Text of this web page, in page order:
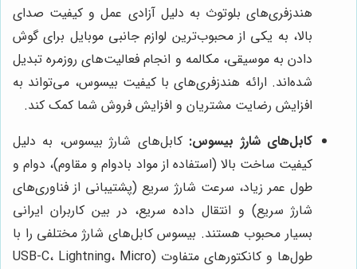
هندزفری‌های بلوتوث به دلیل آزادی عمل و کیفیت صدای
بالا، به یکی از محبوب‌ترین لوازم جانبی موبایل برای گوش
دادن به موسیقی، مکالمه و انجام فعالیت‌های روزمره تبدیل
شده‌اند. ارائه هندزفری‌های با کیفیت بیسوس، می‌تواند به
افزایش رضایت مشتریان و افزایش فروش شما کمک کند.
کابل‌های شارژ بیسوس: کابل‌های شارژ بیسوس، به دلیل
کیفیت ساخت بالا (استفاده از مواد بادوام و مقاوم)، دوام و
طول عمر زیاد، سرعت شارژ سریع (پشتیبانی از فناوری‌های
شارژ سریع) و انتقال داده سریع، در بین کاربران ایرانی
بسیار محبوب هستند. بیسوس کابل‌های شارژ مختلفی را با
طول‌ها و کانکتورهای متفاوت (USB-C، Lightning، Micro